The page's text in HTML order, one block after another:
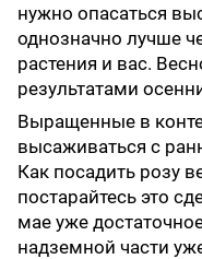
нужно опасаться
однозначно лучше
растения и вас.
результатами
Выращенные в
высаживаться с
Как посадить розу
постарайтесь это
мае уже
надземной части